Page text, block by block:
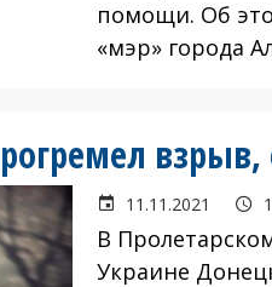
помощи. Об
«мэр» города
взрыв,
11.11.2021
В
Украине